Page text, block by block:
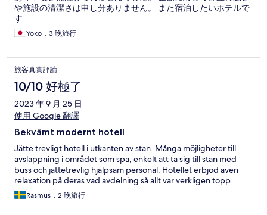
や施設の清潔さは申し分ありません。 また宿泊したいホテルで
す
Yoko，3 晚旅行
旅客真實評論
10/10 好極了
2023 年 9 月 25 日
使用 Google 翻譯
Bekvämt modernt hotell
Jätte trevligt hotell i utkanten av stan. Många möjligheter till
avslappning i området som spa, enkelt att ta sig till stan med
buss och jättetrevlig hjälpsam personal. Hotellet erbjöd även
relaxation på deras vad avdelning så allt var verkligen topp.
Rasmus，2 晚旅行